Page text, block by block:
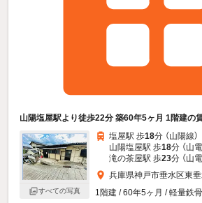
山陽塩屋駅より徒歩22分 築60年5ヶ月 1階建の
すべての写真
塩屋駅 歩18分 （山陽線）
山陽塩屋駅 歩18分 （山
滝の茶屋駅 歩23分 （山
兵庫県神戸市垂水区東
1階建 / 60年5ヶ月 / 軽量鉄骨